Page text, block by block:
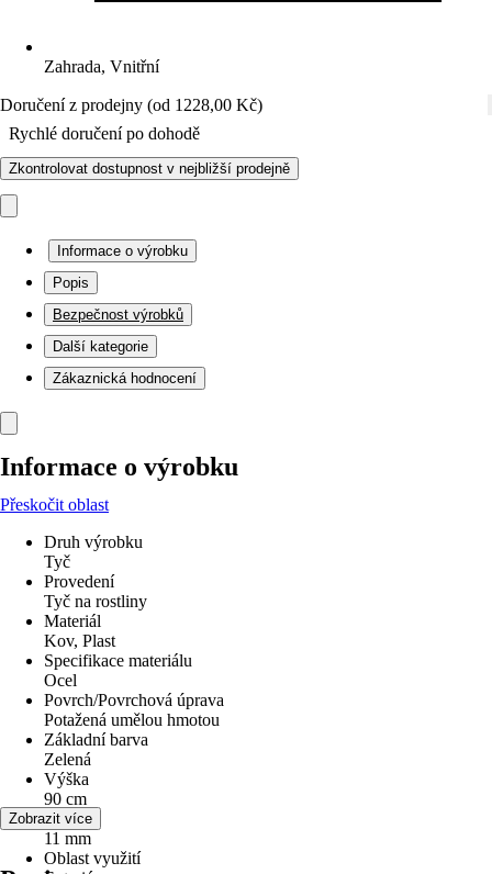
Zahrada, Vnitřní
Doručení z prodejny (od 1228,00 Kč)
Rychlé doručení po dohodě
Zkontrolovat dostupnost v nejbližší prodejně
Informace o výrobku
Popis
Bezpečnost výrobků
Další kategorie
Zákaznická hodnocení
Informace o výrobku
Přeskočit oblast
Druh výrobku
Tyč
Provedení
Tyč na rostliny
Materiál
Kov, Plast
Specifikace materiálu
Ocel
Povrch/Povrchová úprava
Potažená umělou hmotou
Základní barva
Zelená
Výška
90 cm
Průměr
11 mm
Oblast využití
Zobrazit více